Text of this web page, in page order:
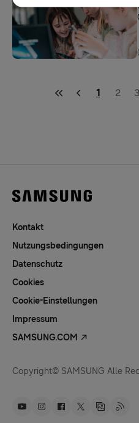
1 2 3
Kontakt
Nutzungsbedingungen
Datenschutz
Cookies
Cookie-Einstellungen
Impressum
SAMSUNG.COM
Copyright© SAMSUNG Alle